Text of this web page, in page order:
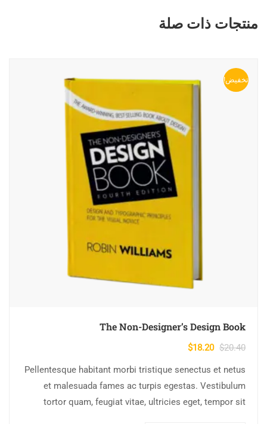
منتجات ذات صلة
تخفيض!
The Non-Designer’s Design Book
$20.40
$18.20
Pellentesque habitant morbi tristique senectus et netus
et malesuada fames ac turpis egestas. Vestibulum
tortor quam, feugiat vitae, ultricies eget, tempor sit